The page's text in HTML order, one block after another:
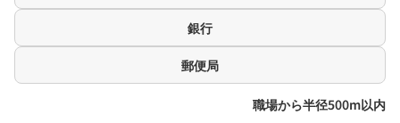
銀行
郵便局
職場から半径500m以内